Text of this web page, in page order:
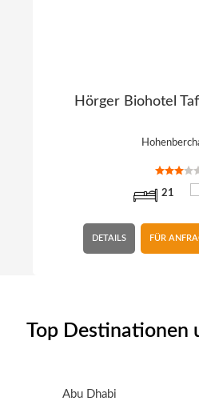
Hörger Biohotel
21
DETAILS FÜR
Top Destinationen
Abu Dhabi